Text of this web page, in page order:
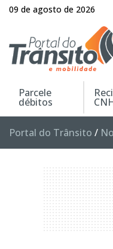
09 de agosto de 2026
Parcele
débitos
Portal do Trânsito /